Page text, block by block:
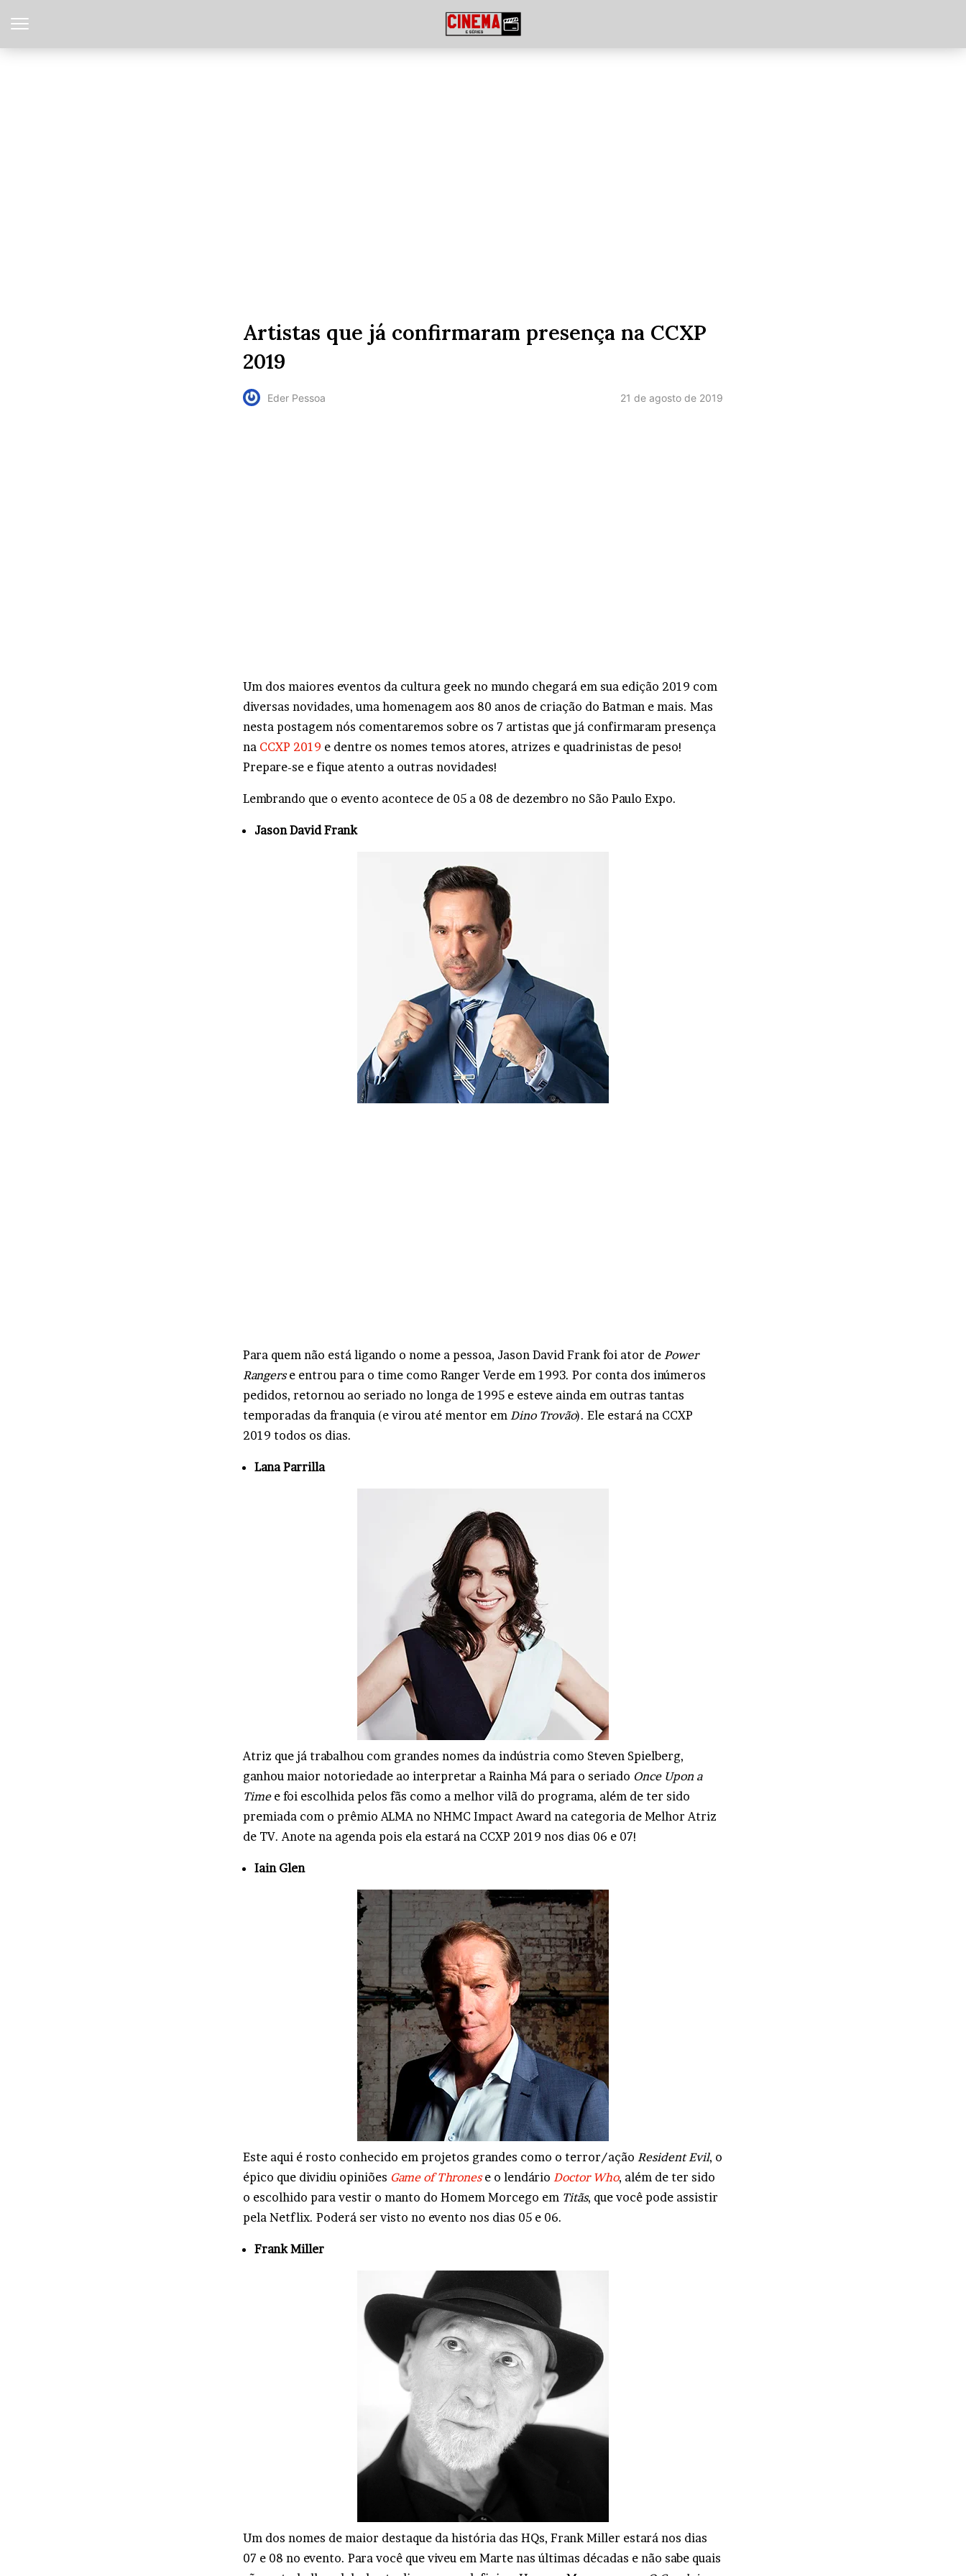
Artistas que já confirmaram presença na CCXP
2019
Eder Pessoa 21 de agosto de 2019
Um dos maiores eventos da cultura geek no mundo chegará em sua edição 2019 com
diversas novidades, uma homenagem aos 80 anos de criação do Batman e mais. Mas
nesta postagem nós comentaremos sobre os 7 artistas que já confirmaram presença
na CCXP 2019 e dentre os nomes temos atores, atrizes e quadrinistas de peso!
Prepare-se e fique atento a outras novidades!
Lembrando que o evento acontece de 05 a 08 de dezembro no São Paulo Expo.
Jason David Frank
Para quem não está ligando o nome a pessoa, Jason David Frank foi ator de Power
Rangerse entrou para o time como Ranger Verde em 1993. Por conta dos inúmeros
pedidos, retornou ao seriado no longa de 1995 e esteve ainda em outras tantas
temporadas da franquia (e virou até mentor em Dino Trovão). Ele estará na CCXP
2019 todos os dias.
Lana Parrilla
Atriz que já trabalhou com grandes nomes da indústria como Steven Spielberg,
ganhou maior notoriedade ao interpretar a Rainha Má para o seriado Once Upon a
Timee foi escolhida pelos fãs como a melhor vilã do programa, além de ter sido
premiada com o prêmio ALMA no NHMC Impact Award na categoria de Melhor Atriz
de TV. Anote na agenda pois ela estará na CCXP 2019 nos dias 06 e 07!
Iain Glen
Este aqui é rosto conhecido em projetos grandes como o terror/ação Resident Evil, o
épico que dividiu opiniões Game of Thronese o lendário Doctor Who, além de ter sido
o escolhido para vestir o manto do Homem Morcego em Titãs, que você pode assistir
pela Netflix. Poderá ser visto no evento nos dias 05 e 06.
Frank Miller
Um dos nomes de maior destaque da história das HQs, Frank Miller estará nos dias
07 e 08 no evento. Para você que viveu em Marte nas últimas décadas e não sabe quais